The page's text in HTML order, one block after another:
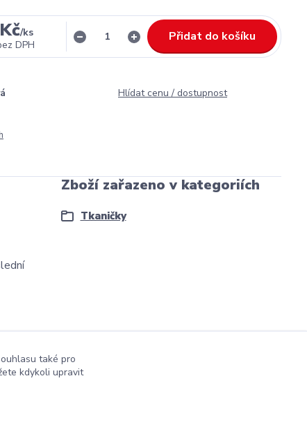
/ks
DPH
Přidat do košíku
Hlídat cenu / dostupnost
Zboží zařazeno v kategoriích
Tkaničky
také pro
kdykoli upravit